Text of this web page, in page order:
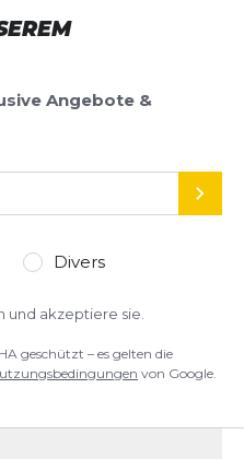
geschützt – es gelten die
Angebote &
Divers
und akzeptiere sie.
geschützt – es gelten die
von Google.